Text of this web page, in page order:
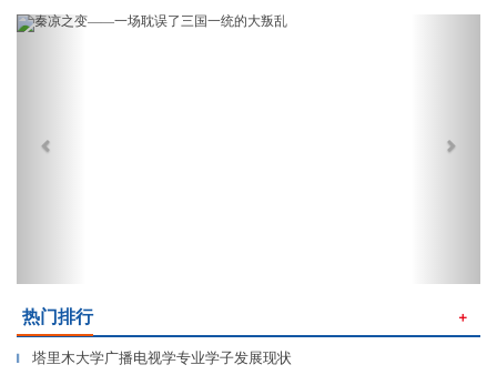
Previous
热门排行 ＋
▎ 塔里木大学广播电视学专业学子发展现状